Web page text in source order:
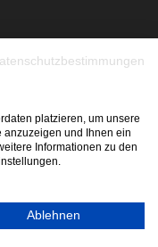
platzieren, um unsere
anzuzeigen und Ihnen ein
Informationen zu den
Ablehnen